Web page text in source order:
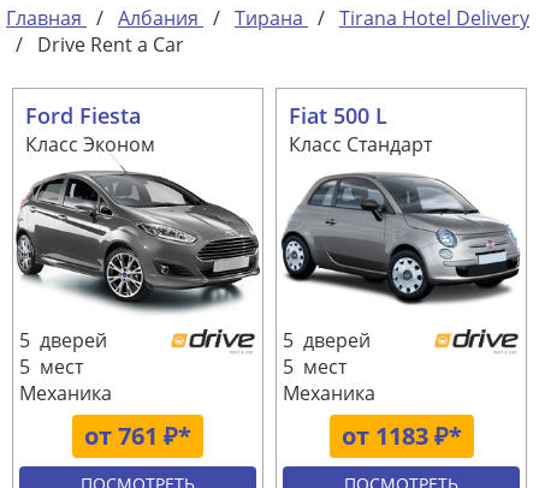
Главная / Албания / Тирана / Tirana Hotel Delivery
/ Drive Rent a Car
Ford Fiesta
Класс Эконом
от 761 ₽*
5 дверей
5 мест
Механика
Fiat 500 L
Класс Стандарт
от 1183 ₽*
5 дверей
5 мест
Механика